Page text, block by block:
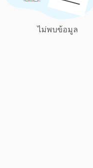
ไม่พบข้อมูล